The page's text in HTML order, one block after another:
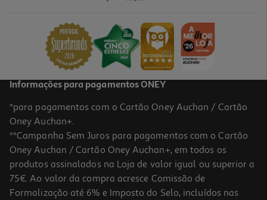
Informações para pagamentos ONEY
*para pagamentos com o Cartão Oney Auchan / Cartão
Oney Auchan+.
**Campanha Sem Juros para pagamentos com o Cartão
Oney Auchan / Cartão Oney Auchan+, em todos os
produtos assinalados na Loja de valor igual ou superior a
75€. Ao valor da compra acresce Comissão de
Formalização até 6% e Imposto do Selo, incluídos nas